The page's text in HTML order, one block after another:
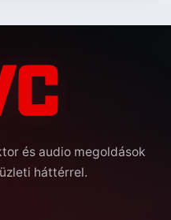
és audio megoldások
háttérrel.